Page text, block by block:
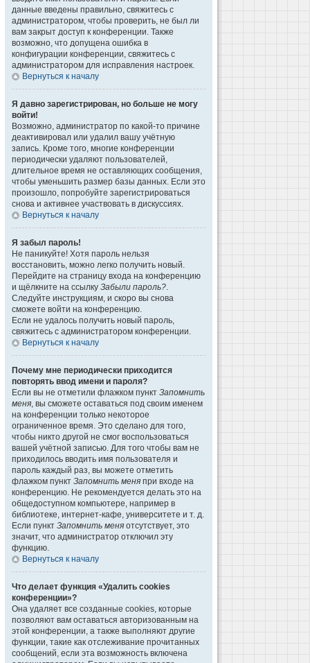
данные введены правильно, свяжитесь с
администратором, чтобы проверить, не был ли
вам закрыт доступ к конференции. Также
возможно, что допущена ошибка в
конфигурации конференции, свяжитесь с
администратором для исправления настроек.
Вернуться к началу
Я давно зарегистрирован, но больше не могу
войти!
Возможно, администратор по какой-то причине
деактивировал или удалил вашу учётную
запись. Кроме того, многие конференции
периодически удаляют пользователей,
длительное время не оставляющих сообщения,
чтобы уменьшить размер базы данных. Если это
произошло, попробуйте зарегистрироваться
снова и активнее участвовать в дискуссиях.
Вернуться к началу
Я забыл пароль!
Не паникуйте! Хотя пароль нельзя
восстановить, можно легко получить новый.
Перейдите на страницу входа на конференцию
и щёлкните на ссылку Забыли пароль?.
Следуйте инструкциям, и скоро вы снова
сможете войти на конференцию.
Если не удалось получить новый пароль,
свяжитесь с администратором конференции.
Вернуться к началу
Почему мне периодически приходится
повторять ввод имени и пароля?
Если вы не отметили флажком пункт Запомнить
меня, вы сможете оставаться под своим именем
на конференции только некоторое
ограниченное время. Это сделано для того,
чтобы никто другой не смог воспользоваться
вашей учётной записью. Для того чтобы вам не
приходилось вводить имя пользователя и
пароль каждый раз, вы можете отметить
флажком пункт Запомнить меня при входе на
конференцию. Не рекомендуется делать это на
общедоступном компьютере, например в
библиотеке, интернет-кафе, университете и т. д.
Если пункт Запомнить меня отсутствует, это
значит, что администратор отключил эту
функцию.
Вернуться к началу
Что делает функция «Удалить cookies
конференции»?
Она удаляет все созданные cookies, которые
позволяют вам оставаться авторизованным на
этой конференции, а также выполняют другие
функции, такие как отслеживание прочитанных
сообщений, если эта возможность включена